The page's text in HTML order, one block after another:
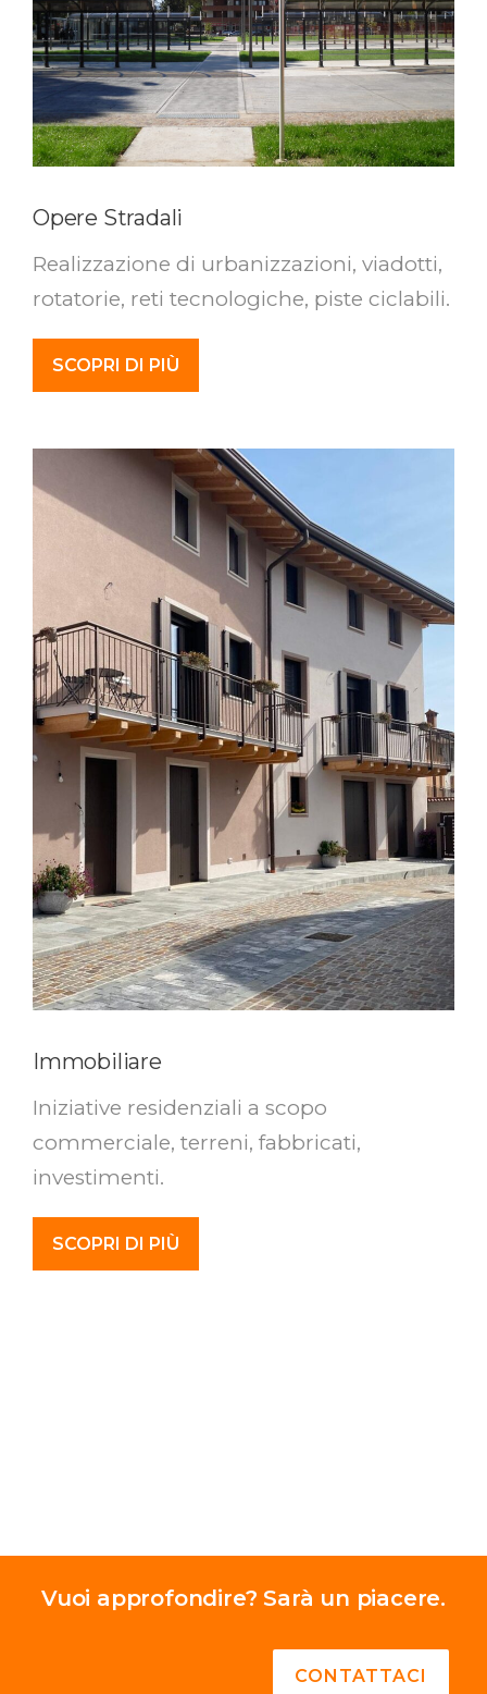
Opere Stradali
Realizzazione di urbanizzazioni, viadotti,
rotatorie, reti tecnologiche, piste ciclabili.
SCOPRI DI PIÙ
Immobiliare
Iniziative residenziali a scopo
commerciale, terreni, fabbricati,
investimenti.
SCOPRI DI PIÙ
Vuoi approfondire? Sarà un piacere.
CONTATTACI